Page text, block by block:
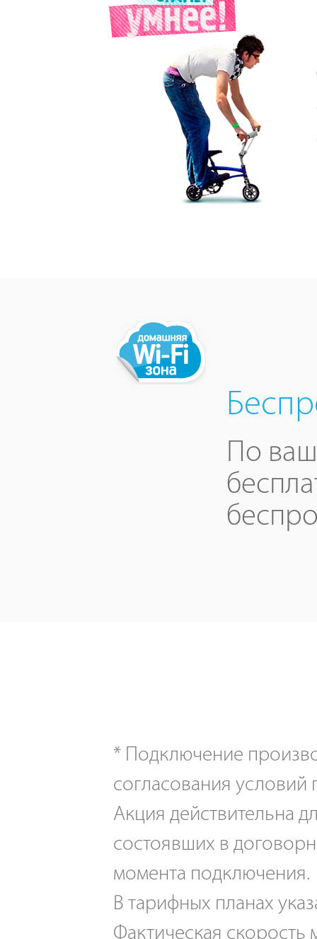
По
* Подключение
согласования
Акция действительна
состоявших в
момента подключения.
В тарифных планах
Фактическая скорость